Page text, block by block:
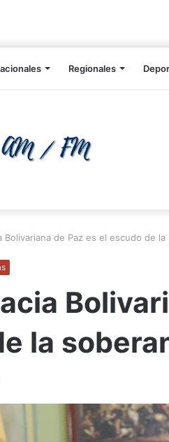
Regionales
Bolivariana de Paz es el escudo de
la